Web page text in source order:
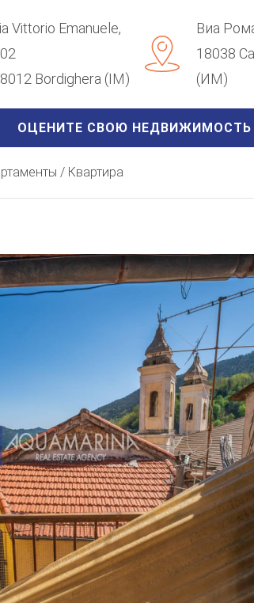
Vittorio Emanuele,
Bordighera (IM)
Виа
18038
(ИМ)
ОЦЕНИТЕ СВОЮ НЕДВИЖИМОСТЬ
/ Квартира